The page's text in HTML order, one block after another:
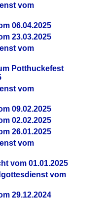
vom
06.04.2025
23.03.2025
vom
Potthuckefest
vom
09.02.2025
02.02.2025
26.01.2025
vom
vom 01.01.2025
vom
29.12.2024